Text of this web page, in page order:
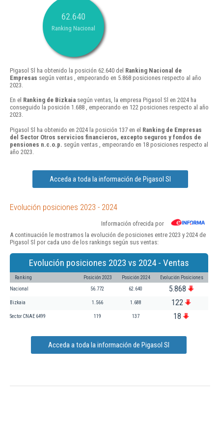
62.640
Ranking Nacional
Pigasol Sl ha obtenido la posición 62.640 del Ranking Nacional de
Empresas según ventas , empeorando en 5.868 posiciones respecto al año
2023.
En el Ranking de Bizkaia según ventas, la empresa Pigasol Sl en 2024 ha
conseguido la posición 1.688 , empeorando en 122 posiciones respecto al año
2023.
Pigasol Sl ha obtenido en 2024 la posición 137 en el Ranking de Empresas
del Sector Otros servicios financieros, excepto seguros y fondos de
pensiones n.c.o.p. según ventas , empeorando en 18 posiciones respecto al
año 2023.
Acceda a toda la información de Pigasol Sl
Evolución posiciones 2023 - 2024
Información ofrecida por
A continuación le mostramos la evolución de posiciones entre 2023 y 2024 de
Pigasol Sl por cada uno de los rankings según sus ventas:
Evolución posiciones 2023 vs 2024 - Ventas
Ranking Posición 2023 Posición 2024 Evolución Posiciones
Nacional 56.772 62.640 5.868
Bizkaia 1.566 1.688 122
Sector CNAE 6499 119 137 18
Acceda a toda la información de Pigasol Sl